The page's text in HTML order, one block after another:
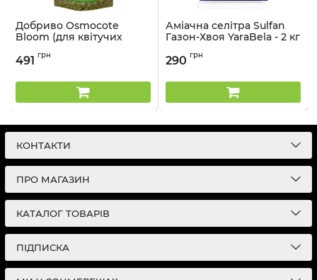
Добриво Osmocote
Bloom (для квітучих
Артикул:
491 грн
Аміачна селітра Sulfan
Газон-Хвоя YaraBela - 2 кг
290 грн
КОНТАКТИ
ПРО МАГАЗИН
КАТАЛОГ ТОВАРІВ
ПІДПИСКА